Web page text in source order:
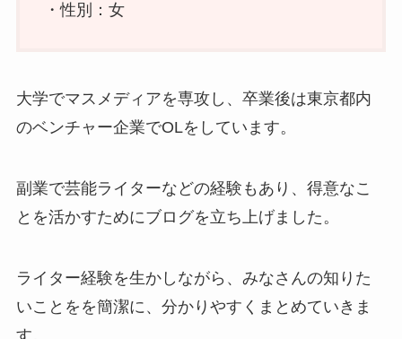
・性別：女
大学でマスメディアを専攻し、卒業後は東京都内
のベンチャー企業でOLをしています。
副業で芸能ライターなどの経験もあり、得意なこ
とを活かすためにブログを立ち上げました。
ライター経験を生かしながら、みなさんの知りた
いことをを簡潔に、分かりやすくまとめていきま
す。